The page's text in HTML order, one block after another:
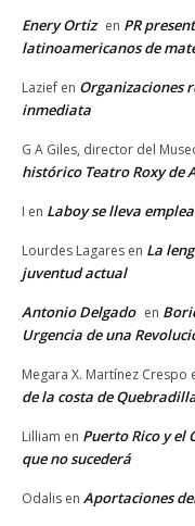
Enery Ortiz en PR
latinoamericanos de
Lazief en Organizaciones
inmediata
G A Giles, director del
histórico Teatro Roxy de
I en Laboy se lleva
Lourdes Lagares en La
juventud actual
Antonio Delgado en
Urgencia de una
Megara X. Martínez Crespo
de la costa de
Lilliam en Puerto Rico y el
que no sucederá
Odalis en Aportaciones